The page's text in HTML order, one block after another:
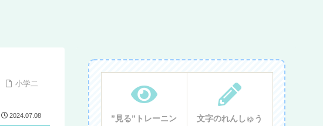
小学二
2024.07.08
”見る”トレーニン
文字のれんしゅう